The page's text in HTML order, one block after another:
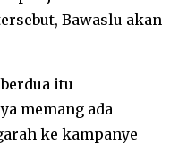
Bawaslu akan
itu
memang ada
ke kampanye